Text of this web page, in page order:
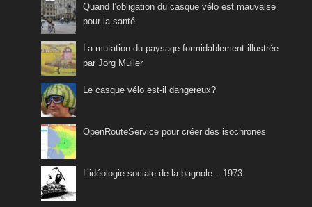
Quand l’obligation du casque vélo est mauvaise
pour la santé
La mutation du paysage formidablement illustrée
par Jörg Müller
Le casque vélo est-il dangereux?
OpenRouteService pour créer des isochrones
L’idéologie sociale de la bagnole – 1973